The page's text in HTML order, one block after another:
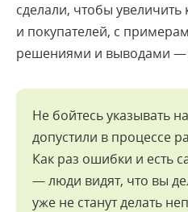
сделали, чтобы
и покупателей, с
решениями и выводами —
Не бойтесь указывать
допустили в процессе
Как раз ошибки и есть
— люди видят, что вы
уже не станут делать